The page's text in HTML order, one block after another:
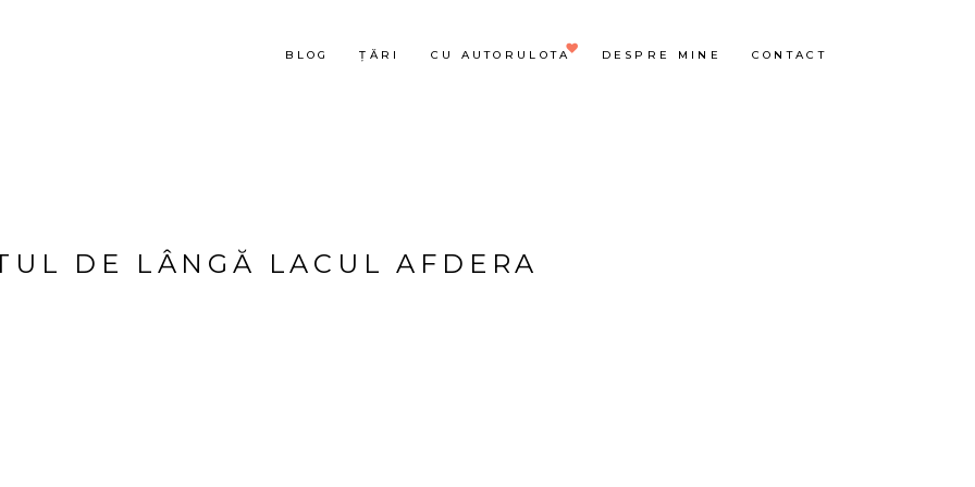
BLOG ȚĂRI CU AUTORULOTA DESPRE MINE CONTACT
DE LÂNGĂ LACUL AFDERA